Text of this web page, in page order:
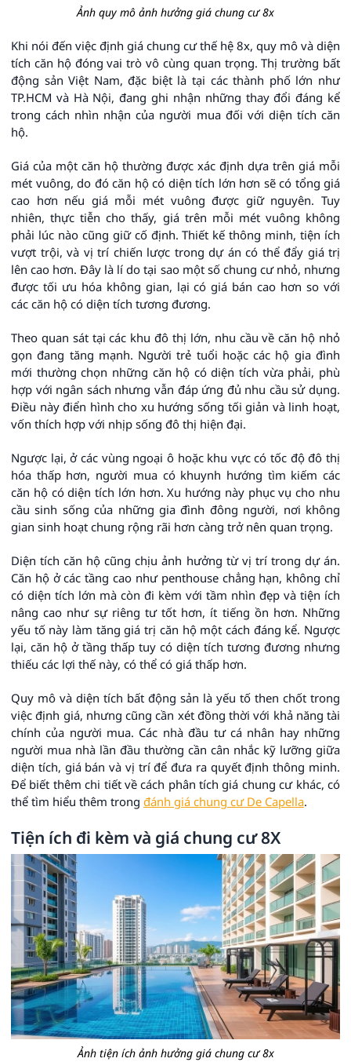
Ảnh quy mô ảnh hưởng giá chung cư 8x
Khi nói đến việc định giá chung cư thế hệ 8x, quy mô và diện
tích căn hộ đóng vai trò vô cùng quan trọng. Thị trường bất
động sản Việt Nam, đặc biệt là tại các thành phố lớn như
TP.HCM và Hà Nội, đang ghi nhận những thay đổi đáng kể
trong cách nhìn nhận của người mua đối với diện tích căn
hộ.
Giá của một căn hộ thường được xác định dựa trên giá mỗi
mét vuông, do đó căn hộ có diện tích lớn hơn sẽ có tổng giá
cao hơn nếu giá mỗi mét vuông được giữ nguyên. Tuy
nhiên, thực tiễn cho thấy, giá trên mỗi mét vuông không
phải lúc nào cũng giữ cố định. Thiết kế thông minh, tiện ích
vượt trội, và vị trí chiến lược trong dự án có thể đẩy giá trị
lên cao hơn. Đây là lí do tại sao một số chung cư nhỏ, nhưng
được tối ưu hóa không gian, lại có giá bán cao hơn so với
các căn hộ có diện tích tương đương.
Theo quan sát tại các khu đô thị lớn, nhu cầu về căn hộ nhỏ
gọn đang tăng mạnh. Người trẻ tuổi hoặc các hộ gia đình
mới thường chọn những căn hộ có diện tích vừa phải, phù
hợp với ngân sách nhưng vẫn đáp ứng đủ nhu cầu sử dụng.
Điều này điển hình cho xu hướng sống tối giản và linh hoạt,
vốn thích hợp với nhịp sống đô thị hiện đại.
Ngược lại, ở các vùng ngoại ô hoặc khu vực có tốc độ đô thị
hóa thấp hơn, người mua có khuynh hướng tìm kiếm các
căn hộ có diện tích lớn hơn. Xu hướng này phục vụ cho nhu
cầu sinh sống của những gia đình đông người, nơi không
gian sinh hoạt chung rộng rãi hơn càng trở nên quan trọng.
Diện tích căn hộ cũng chịu ảnh hưởng từ vị trí trong dự án.
Căn hộ ở các tầng cao như penthouse chẳng hạn, không chỉ
có diện tích lớn mà còn đi kèm với tầm nhìn đẹp và tiện ích
nâng cao như sự riêng tư tốt hơn, ít tiếng ồn hơn. Những
yếu tố này làm tăng giá trị căn hộ một cách đáng kể. Ngược
lại, căn hộ ở tầng thấp tuy có diện tích tương đương nhưng
thiếu các lợi thế này, có thể có giá thấp hơn.
Quy mô và diện tích bất động sản là yếu tố then chốt trong
việc định giá, nhưng cũng cần xét đồng thời với khả năng tài
chính của người mua. Các nhà đầu tư cá nhân hay những
người mua nhà lần đầu thường cần cân nhắc kỹ lưỡng giữa
diện tích, giá bán và vị trí để đưa ra quyết định thông minh.
Để biết thêm chi tiết về cách phân tích giá chung cư khác, có
thể tìm hiểu thêm trong đánh giá chung cư De Capella.
Tiện ích đi kèm và giá chung cư 8X
Ảnh tiện ích ảnh hưởng giá chung cư 8x